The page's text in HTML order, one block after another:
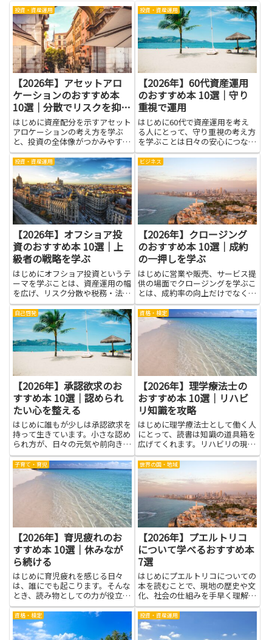
投資・資産運用
【2026年】アセットアロ
ケーションのおすすめ本
10選｜分散でリスクを抑え
る
はじめに資産配分を示すアセット
アロケーションの考え方を学ぶ
と、投資の全体像がつかみやすく
なります。分散を意識すること
で、一つの資産の値動きに過度に
左右されにくくなり、リスクを抑
えながら目標に合わせた組み立て
が可能です。書籍で体系的に学べ
ば、...
投資・資産運用
【2026年】60代資産運用
のおすすめ本 10選｜守り
重視で運用
はじめに60代で資産運用を考え
る人にとって、守り重視の考え方
を学ぶことは日々の安心につなが
ります。資産を減らさないことを
優先する運用は、生活費や医療
費、想定外の出費に備える力を高
めます。本を通して基本的な用語
や金融商品の特徴、リスクの分散
投資・資産運用
【2026年】オフショア投
資のおすすめ本 10選｜上
級者の戦略を学ぶ
はじめにオフショア投資というテ
ーマを学ぶことは、資産運用の幅
を広げ、リスク分散や税務・法規
の理解を深める点で大いに役立ち
ます。特に上級者の戦略を学ぶこ
とで、単なる投資商品選びだけで
なく、国際的な資産配分や通貨リ
スクの管理、コンプライアンス
へ...
ビジネス
【2026年】クロージング
のおすすめ本 10選｜成約
の一押しを学ぶ
はじめに営業や販売、サービス提
供の場面でクロージングを学ぶこ
とは、成約率の向上だけでなく、
顧客との信頼関係を築く力を育て
る点で大きな意味があります。言
葉の選び方やタイミング、相手の
ニーズを引き出す質問力が身につ
けば、強引な売り方を避けつつ
自己啓発
【2026年】承認欲求のお
すすめ本 10選｜認められ
たい心を整える
はじめに誰もが少しは承認欲求を
持って生きています。小さな認め
られ方が、日々の元気や前向きさ
を支え、困ったときの糧にもなり
ます。しかし行き過ぎると、他人
の評価に振り回され心が疲れるこ
とも。そんなとき役立つのが、や
さしく分かりやすい言葉で書か
資格・検定
【2026年】理学療法士の
おすすめ本 10選｜リハビ
リ知識を攻略
はじめに理学療法士として働く人
にとって、読書は知識の道具箱を
広げてくれます。リハビリの現場
では、患者さん一人ひとりの体の
動きや痛みの原因を理解する力が
大切です。本を読むと、長く使え
る基本の考え方や、実際の臨床に
役立つヒントを身につけられま
子育て・育児
【2026年】育児疲れのお
すすめ本 10選｜休みなが
ら続ける
はじめに育児疲れを感じる日々
は、誰にでも起こります。そんな
とき、読み物としての力が役立つ
ことがあります。本を手にとる
と、同じ経験をしている人の気持
ちに寄り添えるし、気分の切り替
え方や少しの工夫を見つけやすく
世界の国・地域
【2026年】プエルトリコ
について学べるおすすめ本
7選
はじめにプエルトリコについての
本を読むことで、現地の歴史や文
化、社会の仕組みを手早く理解で
きます。旅行前の予習として役立
つだけでなく、音楽や料理、言語
といった日常文化の背景を知るこ
とで現地の人との会話が深まりま
資格・検定 投資・資産運用